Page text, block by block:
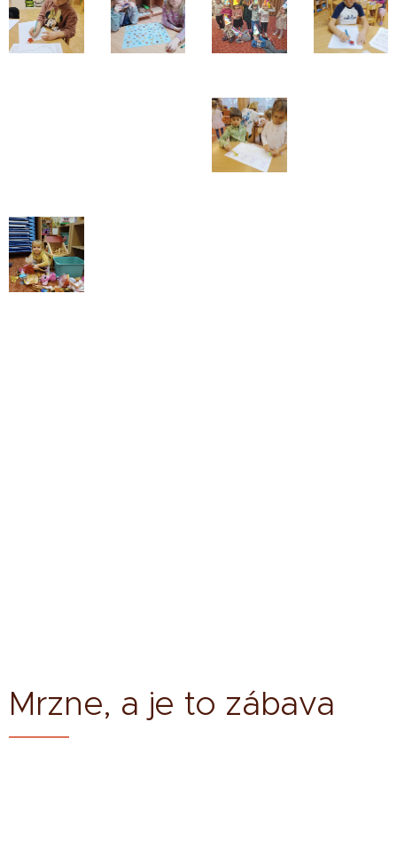
Mrzne, a je to zábava